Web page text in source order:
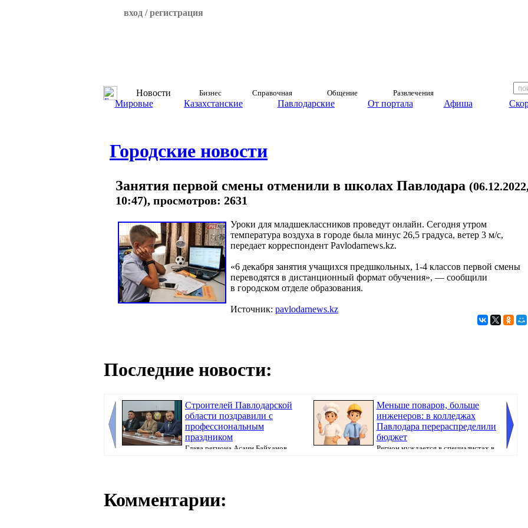
вход / регистрация
Новости Бизнес Справочная Общение Развлечения
Мировые Казахстанские Павлодарские От портала Афиша
Городские новости
Занятия первой смены отменили в школах Павлодара
10:47), просмотров: 2631
Уроки для младшеклассников проведут онлайн. Сегодня утром
температура воздуха в городе была минус 26,5 градуса, ветер 3 м/с,
передает корреспондент Pavlodarnews.kz.
«6 декабря занятия учащихся предшкольных, 1-4 классов первой смены
переводятся в дистанционный формат обучения», — сообщили
в городском отделе образования.
Источник: pavlodarnews.kz
Последние новости:
Строителей Павлодарской
области поздравили с
профессиональным
праздником
Глава региона Асаин Байханов
Меньше поваров, больше
инженеров: в колледжах
Павлодара перераспределили
бюджет
Регион нуждается в специалистах в
Комментарии: